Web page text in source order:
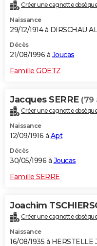
Créer une cagnotte
Naissance
29/12/1914 à DIRSCHAU
Décès
21/08/1996 à Joucas
Famille GOETZ
Jacques SERRE (79
Créer une cagnotte
Naissance
12/09/1916 à Apt
Décès
30/05/1996 à Joucas
Famille SERRE
Joachim
Créer une cagnotte
Naissance
16/08/1935 à HERSTELLE